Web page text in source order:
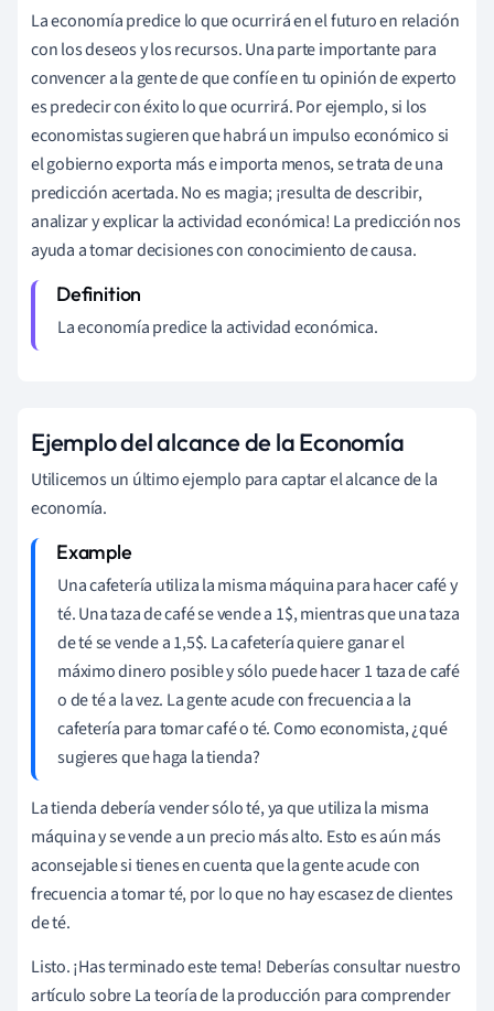
La economía predice lo que ocurrirá en el futuro en relación
con los deseos y los recursos. Una parte importante para
convencer a la gente de que confíe en tu opinión de experto
es predecir con éxito lo que ocurrirá. Por ejemplo, si los
economistas sugieren que habrá un impulso económico si
el gobierno exporta más e importa menos, se trata de una
predicción acertada. No es magia; ¡resulta de describir,
analizar y explicar la actividad económica! La predicción nos
ayuda a tomar decisiones con conocimiento de causa.
La economía predice la actividad económica.
Ejemplo del alcance de la Economía
Utilicemos un último ejemplo para captar el alcance de la
economía.
Una cafetería utiliza la misma máquina para hacer café y
té. Una taza de café se vende a 1$, mientras que una taza
de té se vende a 1,5$. La cafetería quiere ganar el
máximo dinero posible y sólo puede hacer 1 taza de café
o de té a la vez. La gente acude con frecuencia a la
cafetería para tomar café o té. Como economista, ¿qué
sugieres que haga la tienda?
La tienda debería vender sólo té, ya que utiliza la misma
máquina y se vende a un precio más alto. Esto es aún más
aconsejable si tienes en cuenta que la gente acude con
frecuencia a tomar té, por lo que no hay escasez de clientes
de té.
Listo. ¡Has terminado este tema! Deberías consultar nuestro
artículo sobre La teoría de la producción para comprender